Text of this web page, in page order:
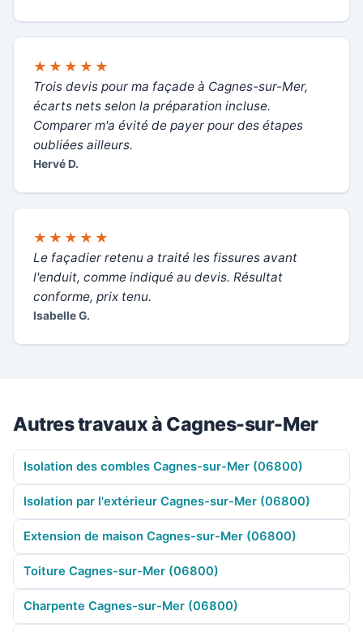
★★★★★
Trois devis pour ma façade à Cagnes-sur-Mer,
écarts nets selon la préparation incluse.
Comparer m'a évité de payer pour des étapes
oubliées ailleurs.
Hervé D.
★★★★★
Le façadier retenu a traité les fissures avant
l'enduit, comme indiqué au devis. Résultat
conforme, prix tenu.
Isabelle G.
Autres travaux à Cagnes-sur-Mer
Isolation des combles Cagnes-sur-Mer (06800)
Isolation par l'extérieur Cagnes-sur-Mer (06800)
Extension de maison Cagnes-sur-Mer (06800)
Toiture Cagnes-sur-Mer (06800)
Charpente Cagnes-sur-Mer (06800)